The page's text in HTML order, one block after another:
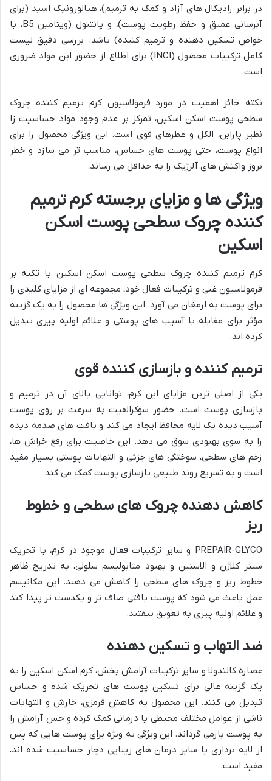
در برابر رادیکال های آزاد و کمک به ترمیم)، هیالورونیک اسید (برای
آبرسانی عمیق و حفظ رطوبت پوست)، و پانتنول (ویتامین B5، با
خواص تسکین دهنده و ترمیم کننده) باشد. بررسی دقیق لیست
کامل ترکیبات محصول (INCI) برای اطلاع از حضور این مواد ضروری
است.
نکته حائز اهمیت در مورد فرمولاسیون کرم ترمیم کننده چروک
سطحی پوست اسکن اسکین، تمرکز بر عدم وجود مواد حساسیت زا
نظیر پارابن، الکل و عطرهای قوی است. این ویژگی محصول را برای
انواع پوست، حتی پوست های حساس، مناسب تر می سازد و خطر
بروز واکنش های آلرژیک را به حداقل می رساند.
ویژگی ها و مزایای برجسته کرم ترمیم
کننده چروک سطحی پوست اسکن
اسکین
کرم ترمیم کننده چروک سطحی پوست اسکن اسکین با تکیه بر
فرمولاسیون غنی و ترکیبات فعال خود، مجموعه ای از مزایای کلیدی را
برای پوست به ارمغان می آورد. این ویژگی ها محصول را به یک گزینه
مؤثر برای مقابله با آسیب های پوستی و علائم اولیه پیری تبدیل
کرده اند.
ترمیم کننده و بازسازی کننده قوی
یکی از اصلی ترین مزایای این کرم، توانایی بالای آن در ترمیم و
بازسازی پوست است. حضور سوکرالفیت به سرعت بر روی پوست
آسیب دیده یک لایه محافظ ایجاد می کند و بافت های صدمه دیده
را به سوی بهبودی سوق می دهد. این خاصیت برای رفع خراش ها،
زخم های سطحی، سوختگی های جزئی و التهابات پوستی بسیار مفید
است و به تسریع روند طبیعی بازسازی پوست کمک می کند.
کاهش دهنده چروک های سطحی و خطوط
ریز
PREPAIR-GLYCO و سایر ترکیبات فعال موجود در کرم، با تحریک
سنتز کلاژن و الاستین و بهبود متابولیسم سلولی، به تدریج ظاهر
خطوط ریز و چروک های سطحی را کاهش می دهند. این مکانیسم
عمل باعث می شود که پوست بافتی صاف تر و یکدست تر پیدا کند
و علائم اولیه پیری به تعویق بیفتند.
ضد التهاب و تسکین دهنده
عصاره کالندولا و سایر ترکیبات آرامش بخش، کرم اسکن اسکین را به
یک گزینه عالی برای تسکین پوست های تحریک شده و حساس
تبدیل می کنند. این محصول به کاهش قرمزی، خارش و التهابات
ناشی از عوامل مختلف محیطی یا درمانی کمک کرده و حس آرامش را
به پوست بازمی گرداند. این ویژگی به ویژه برای پوست هایی که پس
از لایه برداری یا سایر درمان های زیبایی دچار حساسیت شده اند،
مفید است.